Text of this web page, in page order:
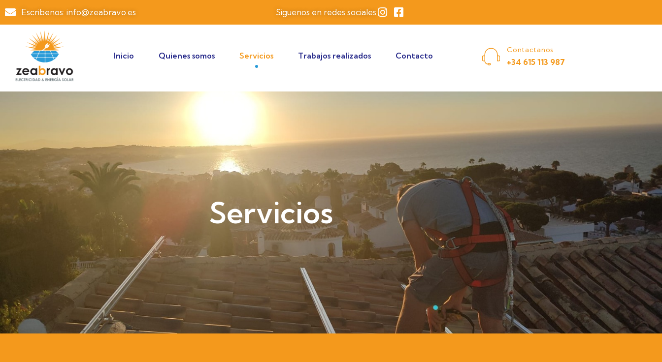
Escribenos: info@zeabravo.es Siguenos en redes sociales:
Inicio Quienes somos Servicios Trabajos realizados Contacto
Contactanos
+34 615 113 987
Servicios